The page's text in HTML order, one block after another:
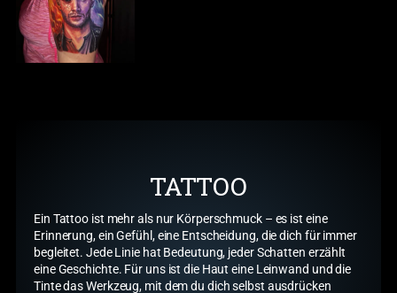
TATTOO
Ein Tattoo ist mehr als nur Körperschmuck – es ist eine
Erinnerung, ein Gefühl, eine Entscheidung, die dich für immer
begleitet. Jede Linie hat Bedeutung, jeder Schatten erzählt
eine Geschichte. Für uns ist die Haut eine Leinwand und die
Tinte das Werkzeug, mit dem du dich selbst ausdrücken